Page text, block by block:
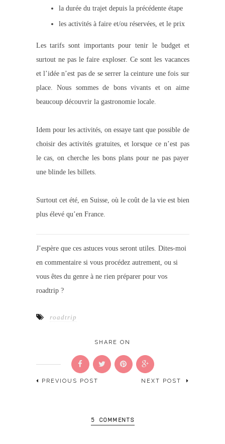
la durée du trajet depuis la précédente étape
les activités à faire et/ou réservées, et le prix
Les tarifs sont importants pour tenir le budget et
surtout ne pas le faire exploser. Ce sont les vacances
et l’idée n’est pas de se serrer la ceinture une fois sur
place. Nous sommes de bons vivants et on aime
beaucoup découvrir la gastronomie locale.
Idem pour les activités, on essaye tant que possible de
choisir des activités gratuites, et lorsque ce n’est pas
le cas, on cherche les bons plans pour ne pas payer
une blinde les billets.
Surtout cet été, en Suisse, où le coût de la vie est bien
plus élevé qu’en France.
J’espère que ces astuces vous seront utiles. Dites-moi
en commentaire si vous procédez autrement, ou si
vous êtes du genre à ne rien préparer pour vos
roadtrip ?
roadtrip
SHARE ON
PREVIOUS POST NEXT POST
5 COMMENTS